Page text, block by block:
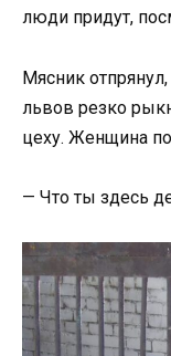
люди придут,
Мясник
львов резко
цеху. Женщина
— Что ты здесь